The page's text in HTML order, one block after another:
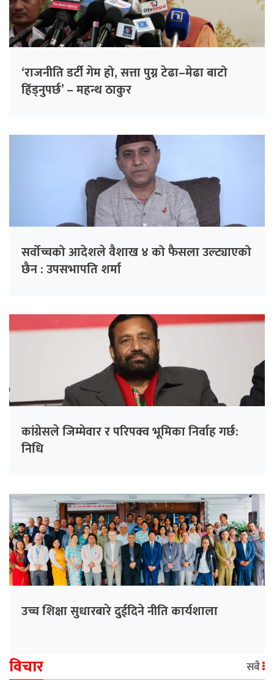
‘राजनीति डर्टी गेम हो, सत्ता पुग्न टेढा–मेढा बाटो
हिँड्नुपर्छ’ – महन्थ ठाकुर
सर्वोच्चको आदेशले वैशाख ४ को फैसला उल्ट्याएको
छैन : उपसभापति शर्मा
कांग्रेसले जिम्मेवार र परिपक्व भूमिका निर्वाह गर्छ:
निधि
उच्च शिक्षा सुधारबारे दुईदिने नीति कार्यशाला
विचार सबै